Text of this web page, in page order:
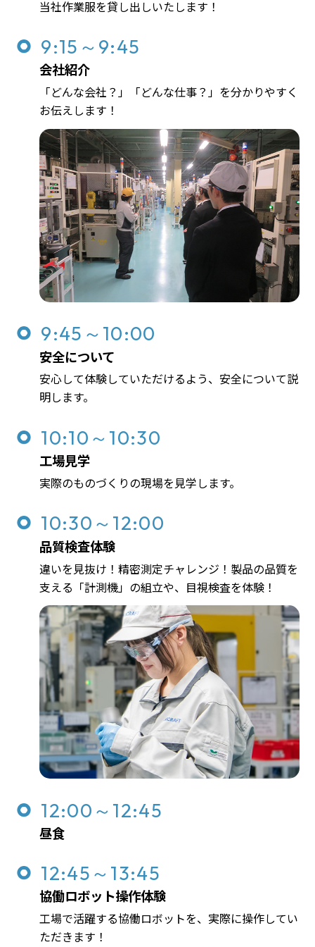
当社作業服を貸し出しいたします！
9:15～9:45
会社紹介
「どんな会社？」「どんな仕事？」を分かりやすく
お伝えします！
9:45～10:00
安全について
安心して体験していただけるよう、安全について説
明します。
10:10～10:30
工場見学
実際のものづくりの現場を見学します。
10:30～12:00
品質検査体験
違いを見抜け！精密測定チャレンジ！製品の品質を
支える「計測機」の組立や、目視検査を体験！
12:00～12:45
昼食
12:45～13:45
協働ロボット操作体験
工場で活躍する協働ロボットを、実際に操作してい
ただきます！